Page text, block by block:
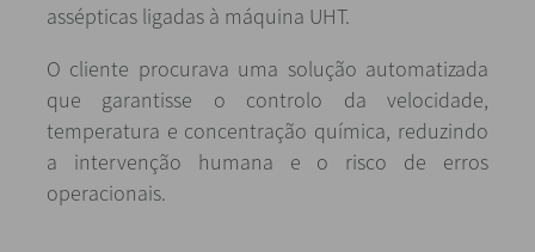
assépticas ligadas à máquina UHT.
O cliente procurava uma solução automatizada
que garantisse o controlo da velocidade,
temperatura e concentração química, reduzindo
a intervenção humana e o risco de erros
operacionais.